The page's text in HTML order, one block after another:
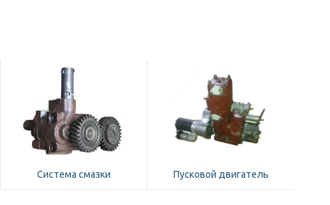
Система смазки Пусковой двигатель